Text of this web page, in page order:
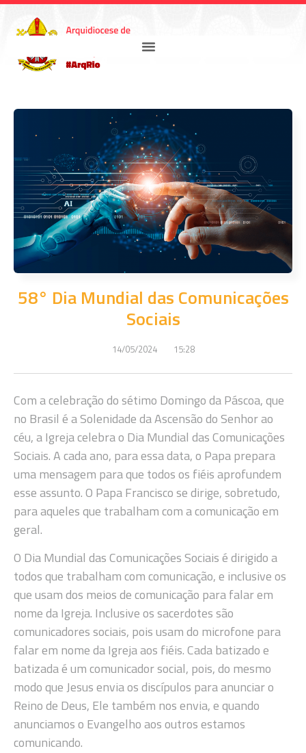
58° Dia Mundial das Comunicações
Sociais
14/05/2024 15:28
Com a celebração do sétimo Domingo da Páscoa, que
no Brasil é a Solenidade da Ascensão do Senhor ao
céu, a Igreja celebra o Dia Mundial das Comunicações
Sociais. A cada ano, para essa data, o Papa prepara
uma mensagem para que todos os fiéis aprofundem
esse assunto. O Papa Francisco se dirige, sobretudo,
para aqueles que trabalham com a comunicação em
geral.
O Dia Mundial das Comunicações Sociais é dirigido a
todos que trabalham com comunicação, e inclusive os
que usam dos meios de comunicação para falar em
nome da Igreja. Inclusive os sacerdotes são
comunicadores sociais, pois usam do microfone para
falar em nome da Igreja aos fiéis. Cada batizado e
batizada é um comunicador social, pois, do mesmo
modo que Jesus envia os discípulos para anunciar o
Reino de Deus, Ele também nos envia, e quando
anunciamos o Evangelho aos outros estamos
comunicando.